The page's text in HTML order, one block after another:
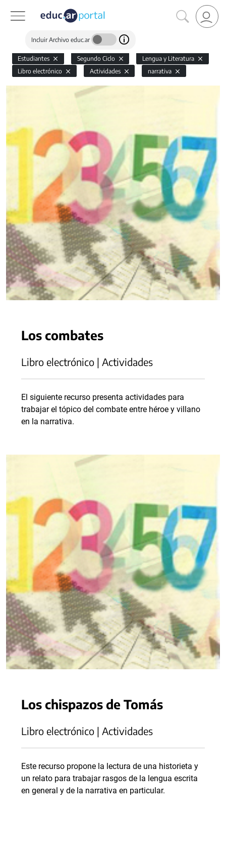
Incluir Archivo educ.ar
Estudiantes Segundo Ciclo
Lengua y Literatura
Libro electrónico
Actividades narrativa
Los combates
Libro electrónico | Actividades
El siguiente recurso presenta actividades para
trabajar el tópico del combate entre héroe y villano
en la narrativa.
Los chispazos de Tomás
Libro electrónico | Actividades
Este recurso propone la lectura de una historieta y
un relato para trabajar rasgos de la lengua escrita
en general y de la narrativa en particular.